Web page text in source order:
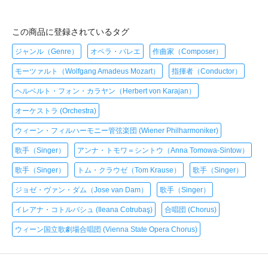
この商品に登録されているタグ
ジャンル（Genre） オペラ・バレエ 作曲家（Composer）
モーツァルト（Wolfgang Amadeus Mozart） 指揮者（Conductor）
ヘルベルト・フォン・カラヤン（Herbert von Karajan）
オーケストラ (Orchestra)
ウィーン・フィルハーモニー管弦楽団 (Wiener Philharmoniker)
歌手（Singer） アンナ・トモワ＝シントウ（Anna Tomowa-Sintow）
歌手（Singer） トム・クラウゼ（Tom Krause） 歌手（Singer）
ジョゼ・ヴァン・ダム（Jose van Dam） 歌手（Singer）
イレアナ・コトルバシュ (Ileana Cotrubaş) 合唱団 (Chorus)
ウィーン国立歌劇場合唱団 (Vienna State Opera Chorus)